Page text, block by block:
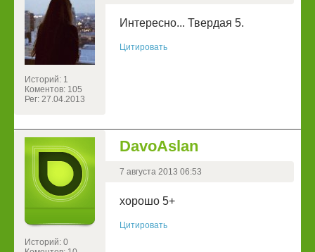
Историй: 1
Коментов: 105
Рег: 27.04.2013
Интересно... Твердая 5.
Цитировать
Историй: 0
DavoAslan
7 августа 2013 06:53
хорошо 5+
Цитировать